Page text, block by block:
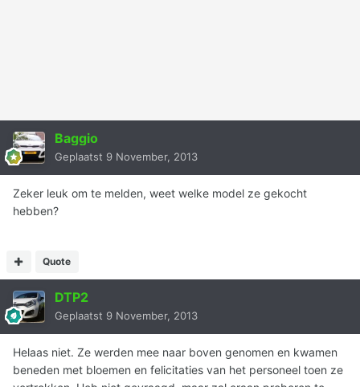
Baggio
Geplaatst 9 November, 2013
Zeker leuk om te melden, weet welke model ze gekocht
hebben?
Quote
DTP2
Geplaatst 9 November, 2013
Helaas niet. Ze werden mee naar boven genomen en kwamen
beneden met bloemen en felicitaties van het personeel toen ze